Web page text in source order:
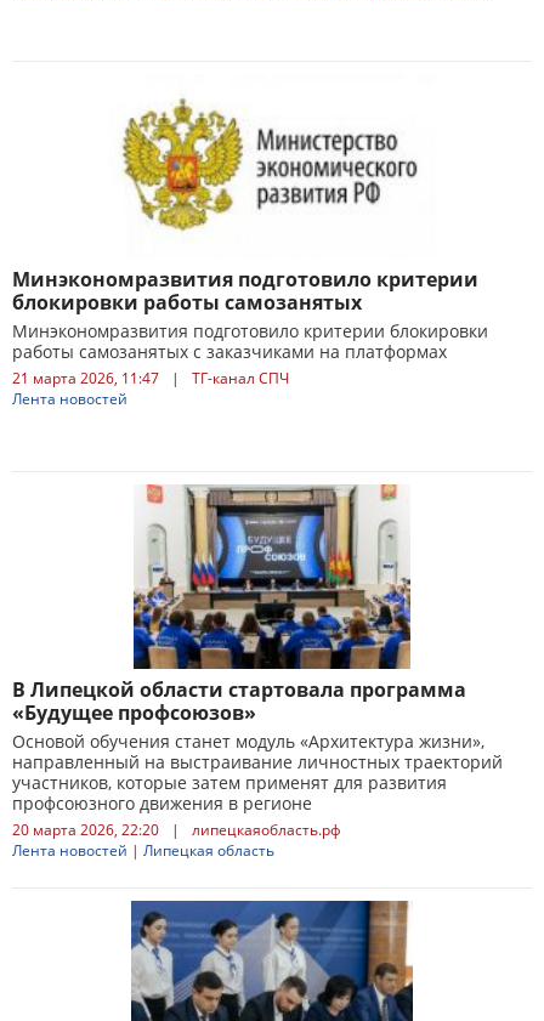
Минэкономразвития подготовило критерии
блокировки работы самозанятых
Минэкономразвития подготовило критерии блокировки
работы самозанятых с заказчиками на платформах
21 марта 2026, 11:47 |
ТГ-канал СПЧ
Лента новостей
В Липецкой области стартовала программа
«Будущее профсоюзов»
Основой обучения станет модуль «Архитектура жизни»,
направленный на выстраивание личностных траекторий
участников, которые затем применят для развития
профсоюзного движения в регионе
20 марта 2026, 22:20 |
липецкаяобласть.рф
Лента новостей | Липецкая область